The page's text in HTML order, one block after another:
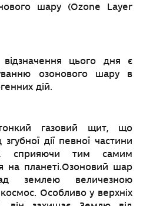
шару (Ozone Layer
цього дня є
озонового шару в
дій.
газовий щит, що
дії певної частини
сприяючи тим самим
на планеті.Озоновий шар
землею величезною
Особливо у верхніх